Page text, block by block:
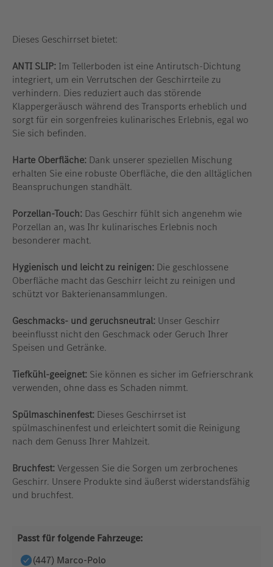
Dieses Geschirrset bietet:
ANTI SLIP: Im Tellerboden ist eine Antirutsch-Dichtung
integriert, um ein Verrutschen der Geschirrteile zu
verhindern. Dies reduziert auch das störende
Klappergeräusch während des Transports erheblich und
sorgt für ein sorgenfreies kulinarisches Erlebnis, egal wo
Sie sich befinden.
Harte Oberfläche: Dank unserer speziellen Mischung
erhalten Sie eine robuste Oberfläche, die den alltäglichen
Beanspruchungen standhält.
Porzellan-Touch: Das Geschirr fühlt sich angenehm wie
Porzellan an, was Ihr kulinarisches Erlebnis noch
besonderer macht.
Hygienisch und leicht zu reinigen: Die geschlossene
Oberfläche macht das Geschirr leicht zu reinigen und
schützt vor Bakterienansammlungen.
Geschmacks- und geruchsneutral: Unser Geschirr
beeinflusst nicht den Geschmack oder Geruch Ihrer
Speisen und Getränke.
Tiefkühl-geeignet: Sie können es sicher im Gefrierschrank
verwenden, ohne dass es Schaden nimmt.
Spülmaschinenfest: Dieses Geschirrset ist
spülmaschinenfest und erleichtert somit die Reinigung
nach dem Genuss Ihrer Mahlzeit.
Bruchfest: Vergessen Sie die Sorgen um zerbrochenes
Geschirr. Unsere Produkte sind äußerst widerstandsfähig
und bruchfest.
Passt für folgende Fahrzeuge:
(447) Marco-Polo